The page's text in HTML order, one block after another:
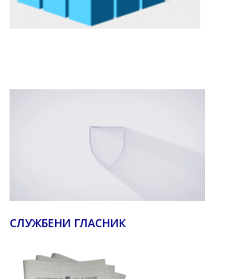
СЛУЖБЕНИ ГЛАСНИК